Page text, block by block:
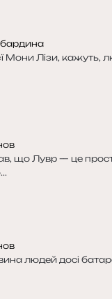
Мони Лізи, кажуть,
що Лувр — це
людей досі